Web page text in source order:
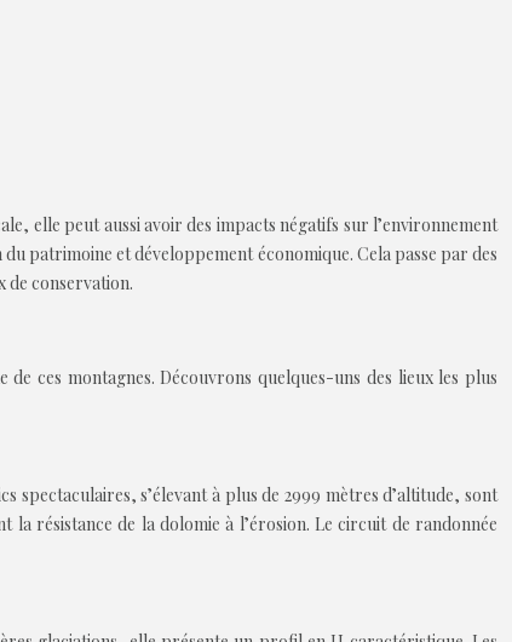
elle peut aussi avoir des impacts négatifs sur l’environnement
patrimoine et développement économique. Cela passe par des
de conservation.
ces montagnes. Découvrons quelques-uns des lieux les plus
s’élevant à plus de 2999 mètres d’altitude, sont
résistance de la dolomie à l’érosion. Le circuit de randonnée